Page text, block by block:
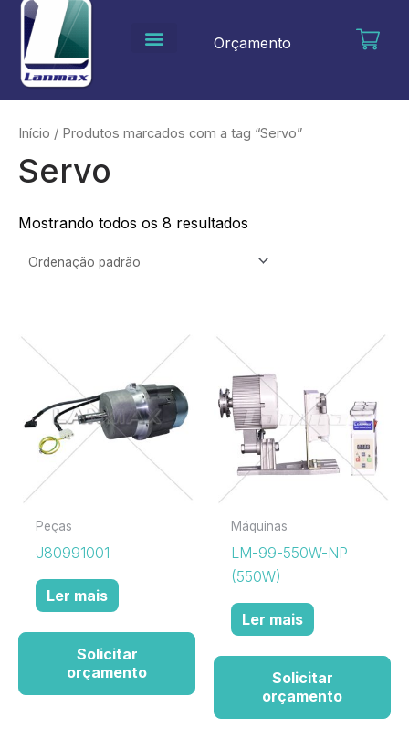
para
conteúdo
Orçamento
Início / Produtos marcados com a tag “Servo”
Servo
Mostrando todos os 8 resultados
Peças
J80991001
Ler mais
Solicitar
orçamento
Máquinas
LM-99-550W-NP
(550W)
Ler mais
Solicitar
orçamento